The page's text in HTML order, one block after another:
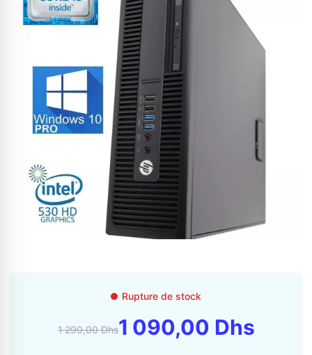
Appelez-nous au
06 37 08 07 06
Contactez-nous
Rupture de stock
1 290,00 Dhs1 090,00 Dhs